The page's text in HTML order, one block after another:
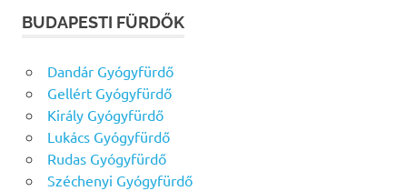
BUDAPESTI FÜRDŐK
Dandár Gyógyfürdő
Gellért Gyógyfürdő
Király Gyógyfürdő
Lukács Gyógyfürdő
Rudas Gyógyfürdő
Széchenyi Gyógyfürdő